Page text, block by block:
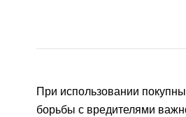
При использовании
борьбы с вредителями